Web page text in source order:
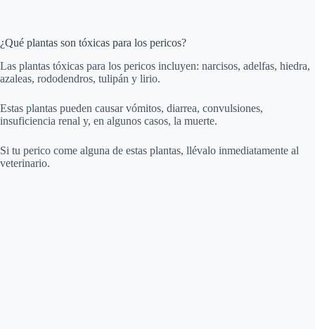
¿Qué plantas son tóxicas para los pericos?
Las plantas tóxicas para los pericos incluyen: narcisos, adelfas, hiedra,
azaleas, rododendros, tulipán y lirio.
Estas plantas pueden causar vómitos, diarrea, convulsiones,
insuficiencia renal y, en algunos casos, la muerte.
Si tu perico come alguna de estas plantas, llévalo inmediatamente al
veterinario.